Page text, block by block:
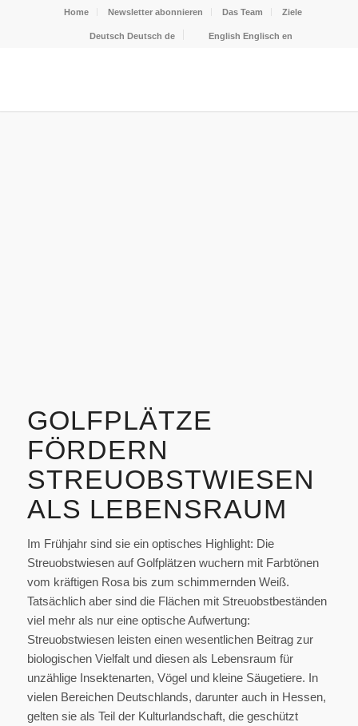
Home Newsletter abonnieren Das Team Ziele
Deutsch Deutsch de English Englisch en
GOLFPLÄTZE
FÖRDERN
STREUOBSTWIESEN
ALS LEBENSRAUM
Im Frühjahr sind sie ein optisches Highlight: Die
Streuobstwiesen auf Golfplätzen wuchern mit Farbtönen
vom kräftigen Rosa bis zum schimmernden Weiß.
Tatsächlich aber sind die Flächen mit Streuobstbeständen
viel mehr als nur eine optische Aufwertung:
Streuobstwiesen leisten einen wesentlichen Beitrag zur
biologischen Vielfalt und diesen als Lebensraum für
unzählige Insektenarten, Vögel und kleine Säugetiere. In
vielen Bereichen Deutschlands, darunter auch in Hessen,
gelten sie als Teil der Kulturlandschaft, die geschützt